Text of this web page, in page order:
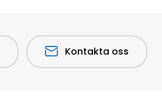
Kontakta oss